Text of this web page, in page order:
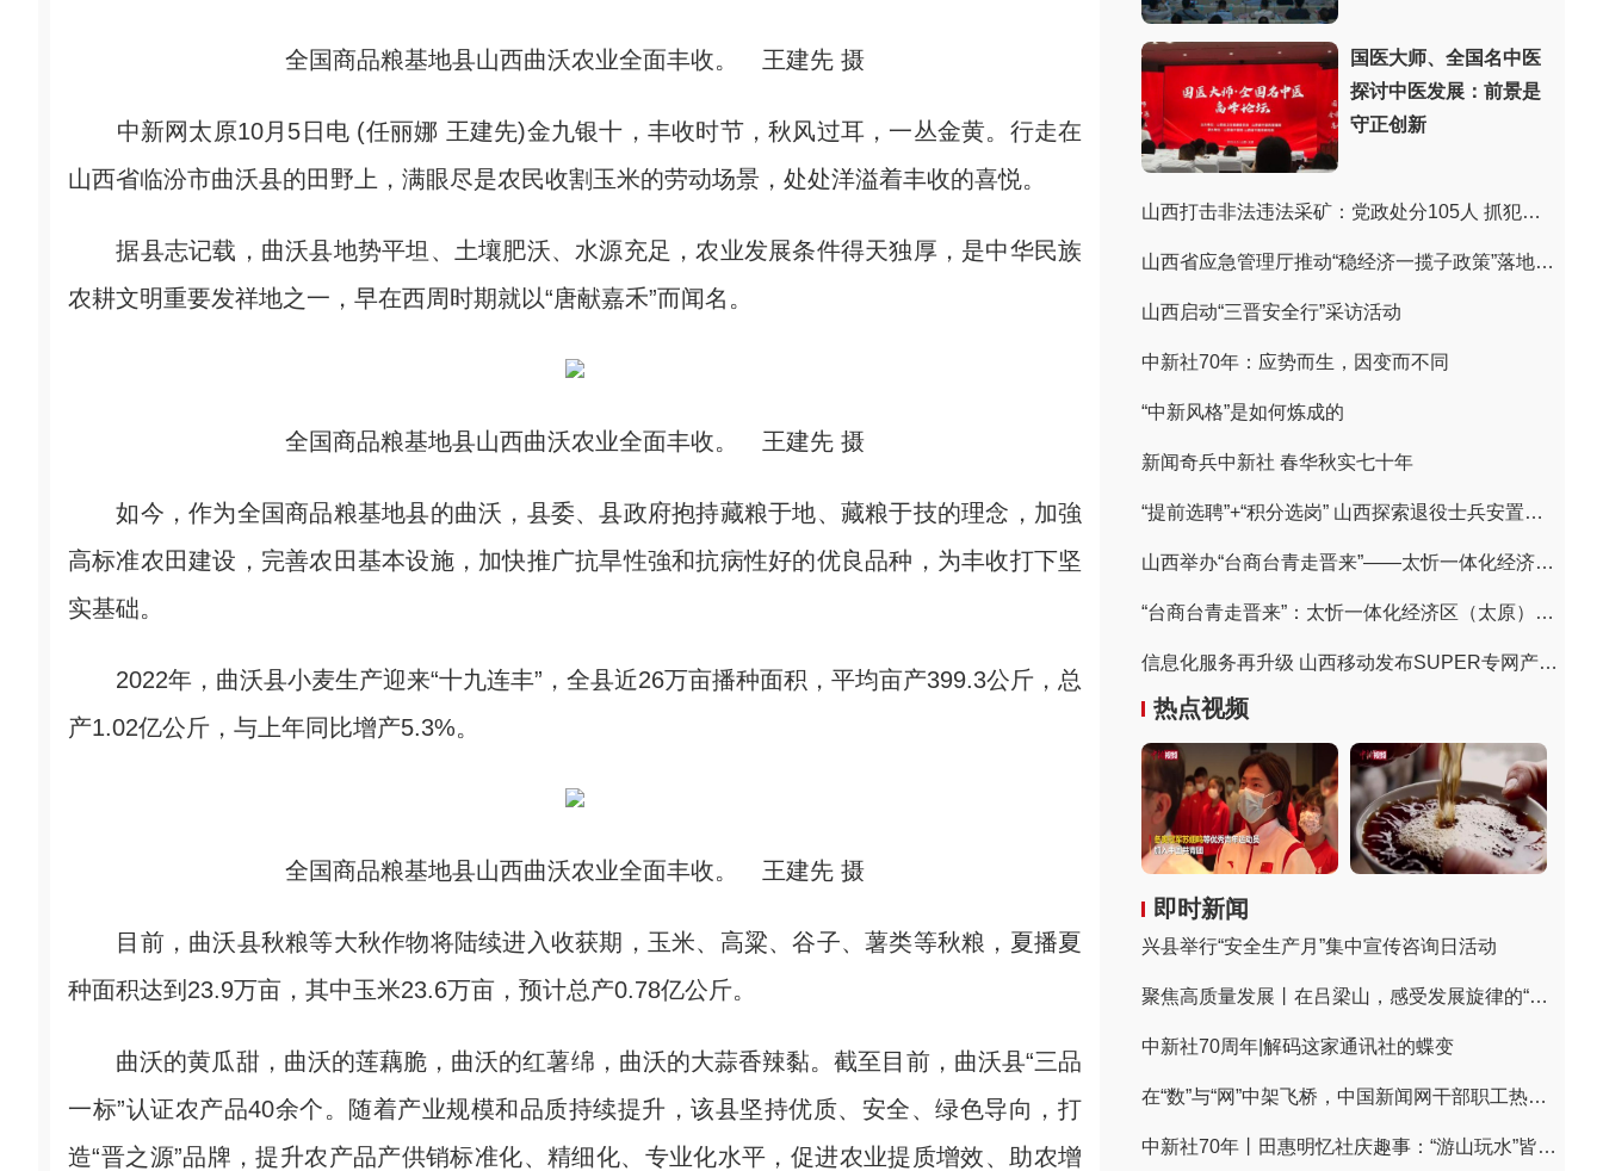
全国商品粮基地县山西曲沃农业全面丰收。 王建先 摄
中新网太原10月5日电 (任丽娜 王建先)金九银十，丰收时节，秋风过耳，一丛金黄。行走在
山西省临汾市曲沃县的田野上，满眼尽是农民收割玉米的劳动场景，处处洋溢着丰收的喜悦。
据县志记载，曲沃县地势平坦、土壤肥沃、水源充足，农业发展条件得天独厚，是中华民族
农耕文明重要发祥地之一，早在西周时期就以“唐献嘉禾”而闻名。
全国商品粮基地县山西曲沃农业全面丰收。 王建先 摄
如今，作为全国商品粮基地县的曲沃，县委、县政府抱持藏粮于地、藏粮于技的理念，加強
高标准农田建设，完善农田基本设施，加快推广抗旱性強和抗病性好的优良品种，为丰收打下坚
实基础。
2022年，曲沃县小麦生产迎来“十九连丰”，全县近26万亩播种面积，平均亩产399.3公斤，总
产1.02亿公斤，与上年同比增产5.3%。
全国商品粮基地县山西曲沃农业全面丰收。 王建先 摄
目前，曲沃县秋粮等大秋作物将陆续进入收获期，玉米、高粱、谷子、薯类等秋粮，夏播夏
种面积达到23.9万亩，其中玉米23.6万亩，预计总产0.78亿公斤。
曲沃的黄瓜甜，曲沃的莲藕脆，曲沃的红薯绵，曲沃的大蒜香辣黏。截至目前，曲沃县“三品
一标”认证农产品40余个。随着产业规模和品质持续提升，该县坚持优质、安全、绿色导向，打
造“晋之源”品牌，提升农产品产供销标准化、精细化、专业化水平，促进农业提质增效、助农增
国医大师、全国名中医
探讨中医发展：前景是
守正创新
山西打击非法违法采矿：党政处分105人 抓犯罪嫌疑人243人
山西省应急管理厅推动“稳经济一揽子政策”落地见效
山西启动“三晋安全行”采访活动
中新社70年：应势而生，因变而不同
“中新风格”是如何炼成的
新闻奇兵中新社 春华秋实七十年
“提前选聘”+“积分选岗” 山西探索退役士兵安置方式
山西举办“台商台青走晋来”——太忻一体化经济区（太原）专场推介会
“台商台青走晋来”：太忻一体化经济区（太原）专场推介会签约64亿元
信息化服务再升级 山西移动发布SUPER专网产品创新成果
热点视频
即时新闻
兴县举行“安全生产月”集中宣传咨询日活动
聚焦高质量发展丨在吕梁山，感受发展旋律的“变奏”
中新社70周年|解码这家通讯社的蝶变
在“数”与“网”中架飞桥，中国新闻网干部职工热议习近平贺信
中新社70年丨田惠明忆社庆趣事：“游山玩水”皆文章